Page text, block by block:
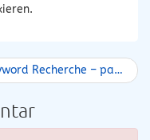
Keyword Recherche – passende Keywords finden